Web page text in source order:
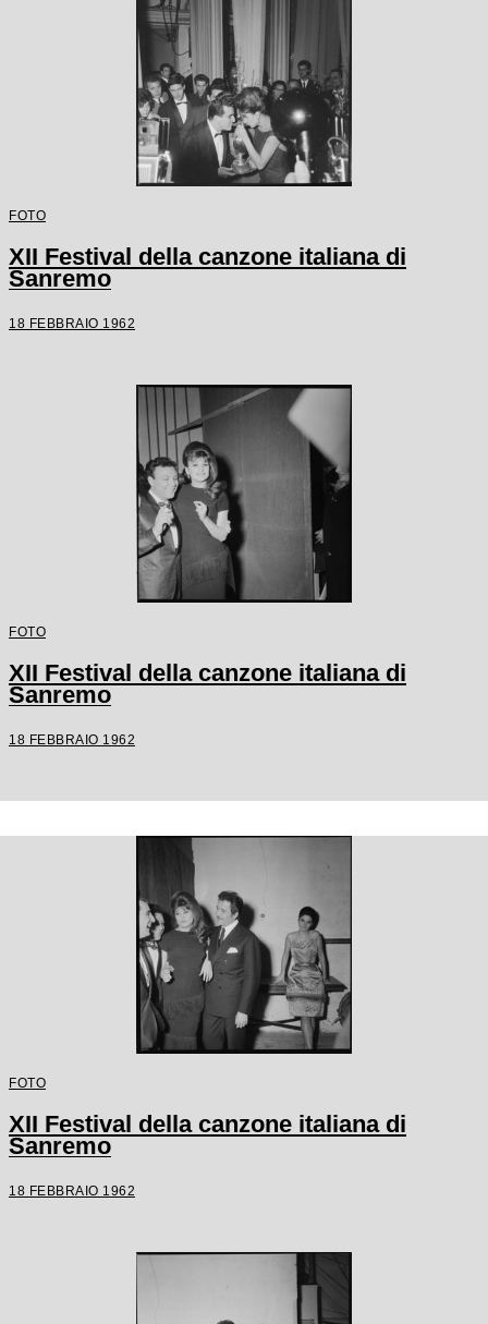
FOTO
XII Festival della canzone italiana di
Sanremo
18 FEBBRAIO 1962
FOTO
XII Festival della canzone italiana di
Sanremo
18 FEBBRAIO 1962
FOTO
XII Festival della canzone italiana di
Sanremo
18 FEBBRAIO 1962